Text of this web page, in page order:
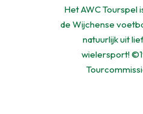
Het AWC Tourspel
de Wijchense
natuurlijk uit
wielersport!